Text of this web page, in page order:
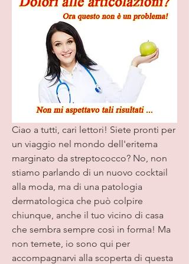
Ciao a tutti, cari lettori! Siete pronti per
un viaggio nel mondo dell'eritema
marginato da streptococco? No, non
stiamo parlando di un nuovo cocktail
alla moda, ma di una patologia
dermatologica che può colpire
chiunque, anche il tuo vicino di casa
che sembra sempre così in forma! Ma
non temete, io sono qui per
accompagnarvi alla scoperta di questa